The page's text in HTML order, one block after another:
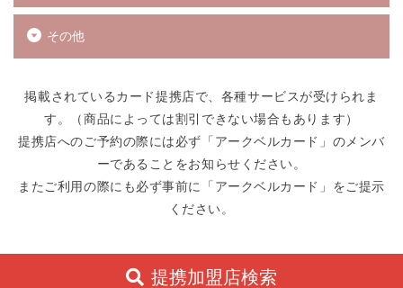
その他
掲載されているカード提携店で、各種サービスが受けられま
す。（商品によっては割引できない場合もあります）
提携店へのご予約の際には必ず「アークベルカード」のメンバ
ーであることをお知らせください。
またご利用の際にも必ず事前に「アークベルカード」をご提示
ください。
提携加盟店検索